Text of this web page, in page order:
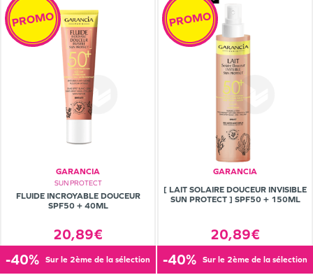
GARANCIA
SUN PROTECT
FLUIDE INCROYABLE DOUCEUR
SPF50 + 40ML
20,89€
PROMO
-40% sur le 2ème de la sélection
GARANCIA
[ LAIT SOLAIRE DOUCEUR INVISIBLE
SUN PROTECT ] SPF50 + 150ML
20,89€
PROMO
-40% sur le 2ème de la sélection